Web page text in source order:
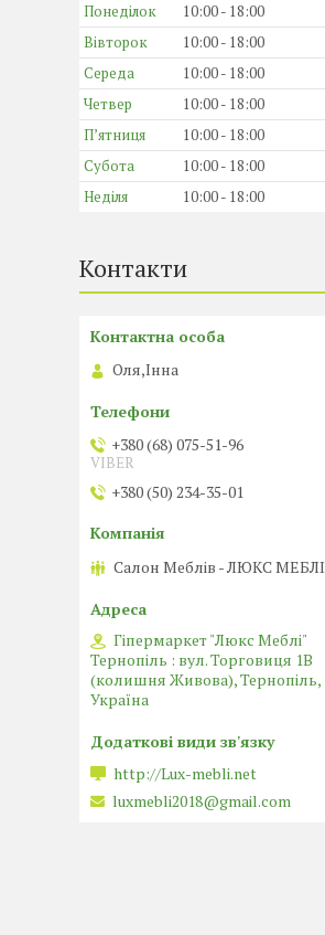
Понеділок 10:00
18:00
Вівторок
10:00
18:00
Середа
10:00
18:00
Четвер
10:00
18:00
Пʼятниця
10:00
18:00
Субота
10:00
18:00
Неділя
10:00 18:00
Контакти
Оля,Інна
+380 (68) 075-51-96
VIBER
+380 (50) 234-35-01
Салон Меблів - ЛЮКС МЕБЛІ
Гіпермаркет "Люкс Меблі"
Тернопіль : вул. Торговиця 1В
(колишня Живова), Тернопіль,
Україна
http://Lux-mebli.net
luxmebli2018@gmail.com